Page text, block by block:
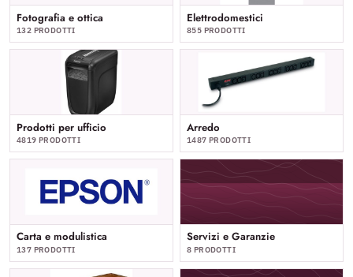
Fotografia e ottica
132 PRODOTTI
Elettrodomestici
855 PRODOTTI
Prodotti per ufficio
4819 PRODOTTI
Arredo
1487 PRODOTTI
Carta e modulistica
137 PRODOTTI
Servizi e Garanzie
8 PRODOTTI